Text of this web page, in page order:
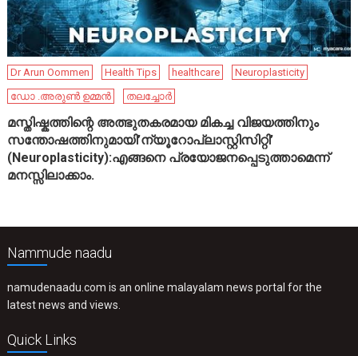
Dr Arun Oommen Health Tips healthcare
Neuroplasticity
ഡോ .അരുൺ ഉമ്മൻ
തലച്ചോർ
മസ്തിഷ്കത്തിന്റെ അത്ഭുതകരമായ മികച്ച വിജയത്തിനും
സന്തോഷത്തിനുമായി’ന്യൂറോപ്ലാസ്റ്റിസിറ്റി’
(Neuroplasticity):എങ്ങനെ പ്രയോജനപ്പെടുത്താമെന്ന്
മനസ്സിലാക്കാം.
Nammude naadu
namudenaadu.com is an online malayalam news portal for the
latest news and views.
Quick Links